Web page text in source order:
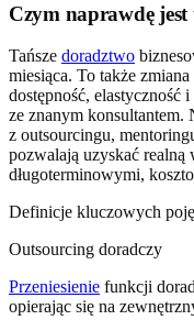
Czym naprawdę jest
Tańsze doradztwo
miesiąca. To także
dostępność, elastyczność
ze znanym konsultantem.
z outsourcingu,
pozwalają uzyskać realną
długoterminowymi,
Definicje kluczowych
Outsourcing doradczy
Przeniesienie funkcji
opierając się na